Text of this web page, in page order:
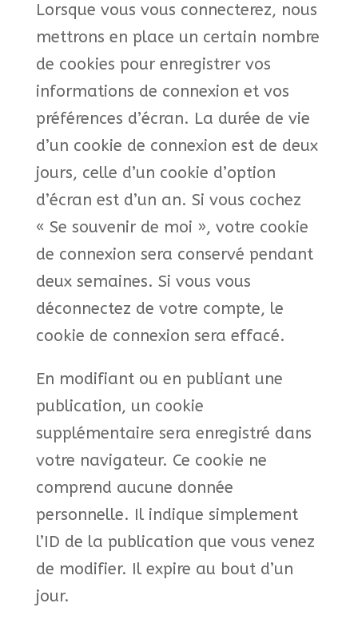
Lorsque vous vous connecterez, nous
mettrons en place un certain nombre
de cookies pour enregistrer vos
informations de connexion et vos
préférences d’écran. La durée de vie
d’un cookie de connexion est de deux
jours, celle d’un cookie d’option
d’écran est d’un an. Si vous cochez
« Se souvenir de moi », votre cookie
de connexion sera conservé pendant
deux semaines. Si vous vous
déconnectez de votre compte, le
cookie de connexion sera effacé.
En modifiant ou en publiant une
publication, un cookie
supplémentaire sera enregistré dans
votre navigateur. Ce cookie ne
comprend aucune donnée
personnelle. Il indique simplement
l’ID de la publication que vous venez
de modifier. Il expire au bout d’un
jour.